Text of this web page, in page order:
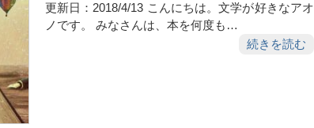
更新日：2018/4/13 こんにちは。文学が好きなアオ
ノです。 みなさんは、本を何度も…
続きを読む